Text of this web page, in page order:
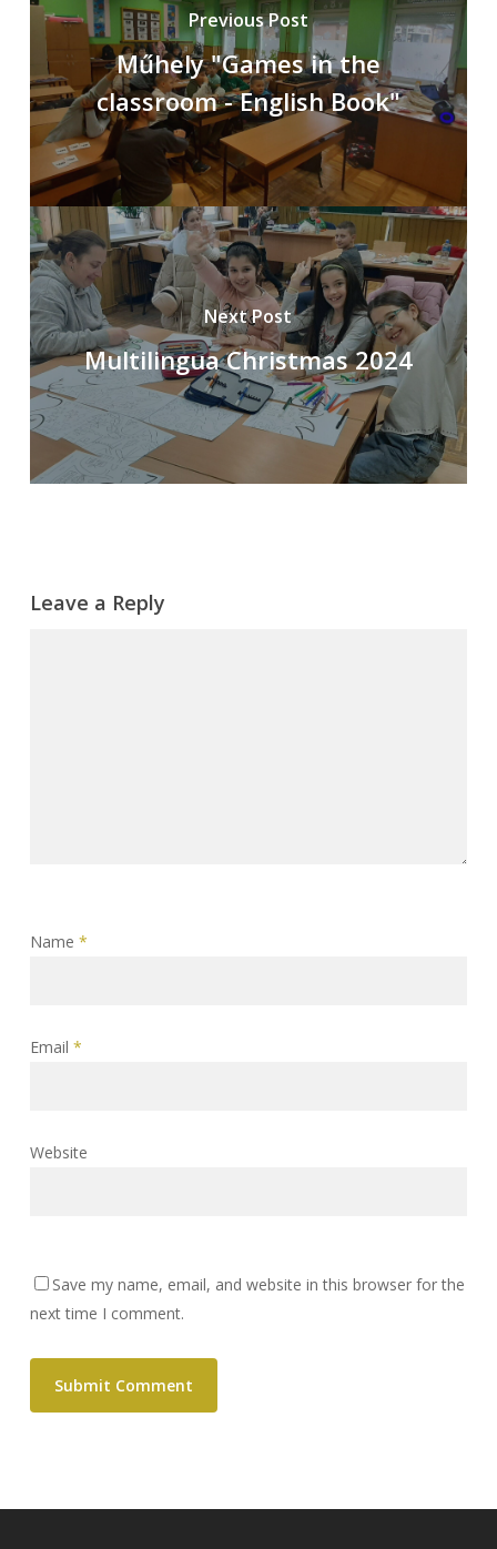
Previous Post
Műhely "Games in the
classroom - English Book"
Next Post
Multilingua Christmas 2024
Leave a Reply
Name *
Email *
Website
Save my name, email, and website in this browser for the
next time I comment.